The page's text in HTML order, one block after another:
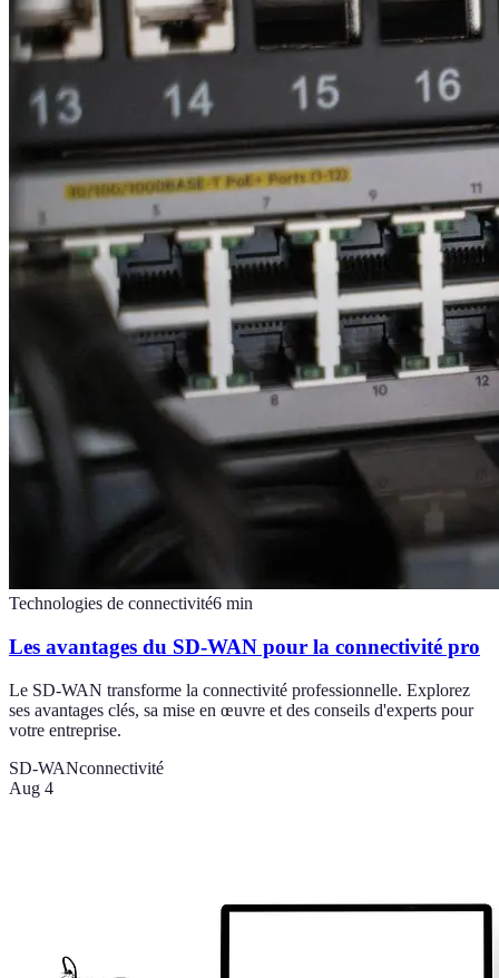
Technologies de connectivité6 min
Les avantages du SD-WAN pour la connectivité pro
Le SD-WAN transforme la connectivité professionnelle. Explorez
ses avantages clés, sa mise en œuvre et des conseils d'experts pour
votre entreprise.
SD-WANconnectivité
Aug 4